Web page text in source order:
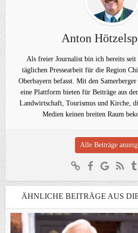
Anton
Als freier Journalist bin ich bereits seit
täglichen Pressearbeit für die Region
Oberbayern befasst. Mit den
eine Plattform bieten für Beiträge aus
Landwirtschaft, Tourismus und Kirche,
Medien keinen breiten Raum
Alle Beiträge
ÄHNLICHE BEITRÄGE AUS